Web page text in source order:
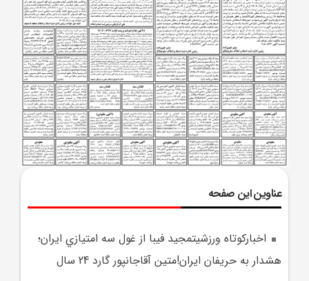
عناوین این صفحه
اخبارکوتاه ورزشيتمجيد فيبا از غول سه امتيازي ايران؛
هشدار به حريفان ايران!متين آقاجانپور گارد 24 سال